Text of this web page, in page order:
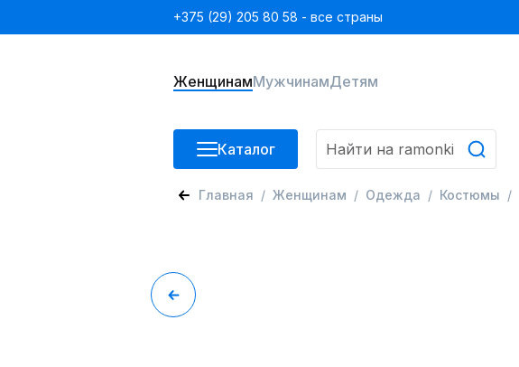
+375 (29) 205 80 58 - все страны
ЖенщинамМужчинамДетям
Каталог
Главная Женщинам Одежда Костюмы